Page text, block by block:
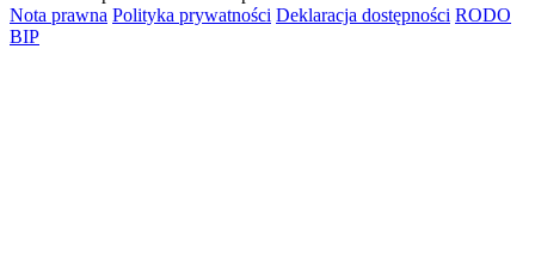
Nota prawna Polityka prywatności Deklaracja dostępności RODO
BIP